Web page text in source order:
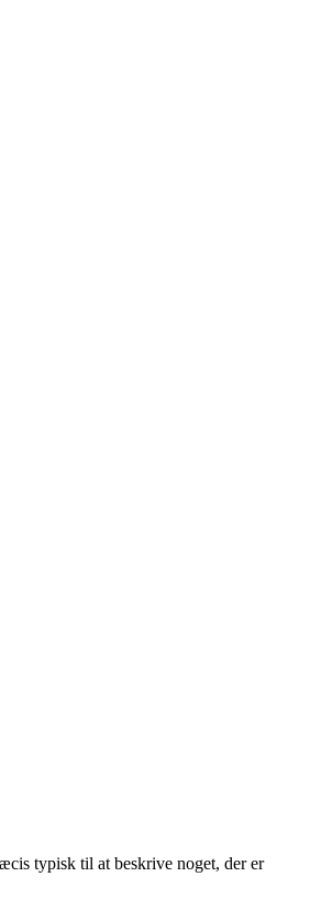
typisk til at beskrive noget, der er